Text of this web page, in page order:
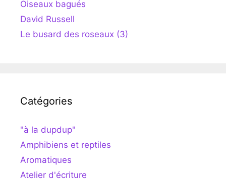
Oiseaux bagués
David Russell
Le busard des roseaux (3)
Catégories
"à la dupdup"
Amphibiens et reptiles
Aromatiques
Atelier d'écriture